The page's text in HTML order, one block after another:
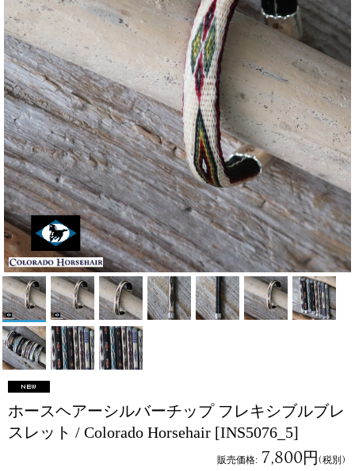
ホースヘアーシルバーチップ フレキシブルブレ
スレット / Colorado Horsehair [INS5076_5]
販売価格: 7,800円(税別)